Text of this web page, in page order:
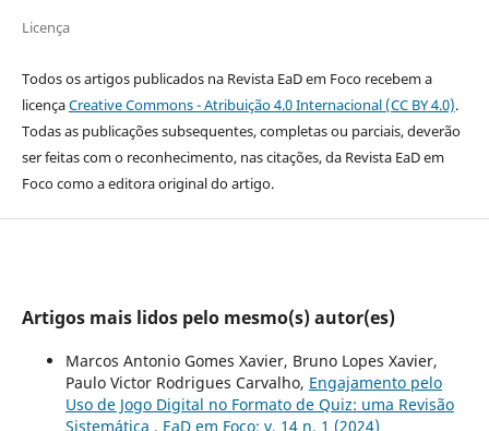
Licença
Todos os artigos publicados na Revista EaD em Foco recebem a
licençaCreative Commons - Atribuição 4.0 Internacional (CC BY 4.0).
Todas as publicações subsequentes, completas ou parciais, deverão
ser feitas com o reconhecimento, nas citações, da Revista EaD em
Foco como a editora original do artigo.
Artigos mais lidos pelo mesmo(s) autor(es)
Marcos Antonio Gomes Xavier, Bruno Lopes Xavier,
Paulo Victor Rodrigues Carvalho, Engajamento pelo
Uso de Jogo Digital no Formato de Quiz: uma Revisão
Sistemática , EaD em Foco: v. 14 n. 1 (2024)